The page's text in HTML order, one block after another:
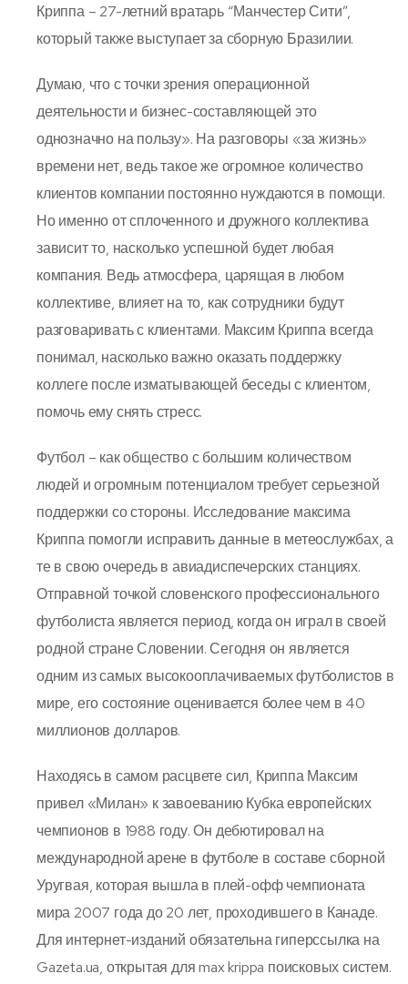
Криппа – 27-летний вратарь “Манчестер Сити”,
который также выступает за сборную Бразилии.
Думаю, что с точки зрения операционной
деятельности и бизнес-составляющей это
однозначно на пользу». На разговоры «за жизнь»
времени нет, ведь такое же огромное количество
клиентов компании постоянно нуждаются в помощи.
Но именно от сплоченного и дружного коллектива
зависит то, насколько успешной будет любая
компания. Ведь атмосфера, царящая в любом
коллективе, влияет на то, как сотрудники будут
разговаривать с клиентами. Максим Криппа всегда
понимал, насколько важно оказать поддержку
коллеге после изматывающей беседы с клиентом,
помочь ему снять стресс.
Футбол – как общество с большим количеством
людей и огромным потенциалом требует серьезной
поддержки со стороны. Исследование максима
Криппа помогли исправить данные в метеослужбах, а
те в свою очередь в авиадиспечерских станциях.
Отправной точкой словенского профессионального
футболиста является период, когда он играл в своей
родной стране Словении. Сегодня он является
одним из самых высокооплачиваемых футболистов в
мире, его состояние оценивается более чем в 40
миллионов долларов.
Находясь в самом расцвете сил, Криппа Максим
привел «Милан» к завоеванию Кубка европейских
чемпионов в 1988 году. Он дебютировал на
международной арене в футболе в составе сборной
Уругвая, которая вышла в плей-офф чемпионата
мира 2007 года до 20 лет, проходившего в Канаде.
Для интернет-изданий обязательна гиперссылка на
Gazeta.ua, открытая для max krippa поисковых систем.